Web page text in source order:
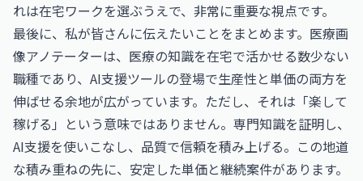
れは在宅ワークを選ぶうえで、非常に重要な視点です。
最後に、私が皆さんに伝えたいことをまとめます。医療画
像アノテーターは、医療の知識を在宅で活かせる数少ない
職種であり、AI支援ツールの登場で生産性と単価の両方を
伸ばせる余地が広がっています。ただし、それは「楽して
稼げる」という意味ではありません。専門知識を証明し、
AI支援を使いこなし、品質で信頼を積み上げる。この地道
な積み重ねの先に、安定した単価と継続案件があります。